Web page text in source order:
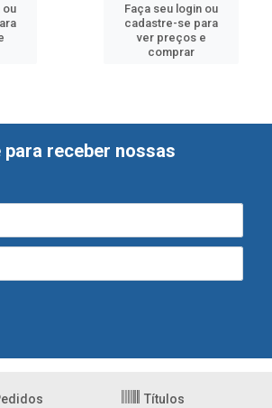
ou
Faça seu login ou
cadastre-se para
ver preços e
comprar
receber nossas
Títulos